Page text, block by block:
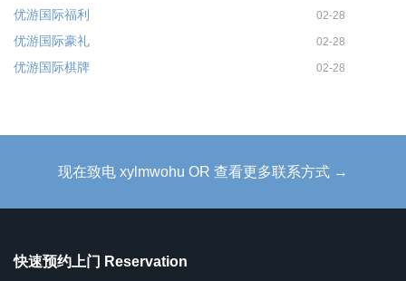
优游国际福利 02-28
优游国际豪礼 02-28
优游国际棋牌 02-28
现在致电 xylmwohu OR 查看更多联系方式 →
快速预约上门 Reservation